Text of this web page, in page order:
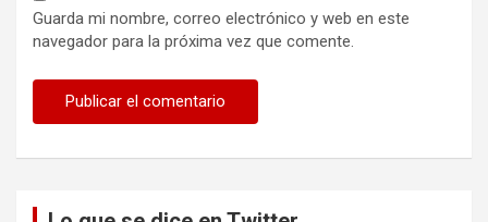
Guarda mi nombre, correo electrónico y web en este
navegador para la próxima vez que comente.